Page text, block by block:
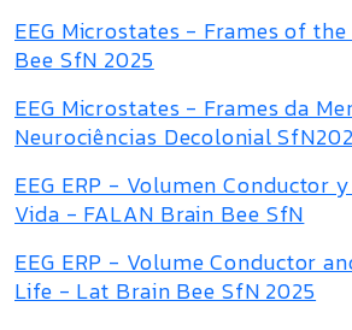
EEG Microstates - Frames of
Bee SfN 2025
EEG Microstates - Frames da
Neurociências Decolonial
EEG ERP - Volumen Conductor
Vida - FALAN Brain Bee SfN
EEG ERP - Volume Conductor
Life - Lat Brain Bee SfN 2025